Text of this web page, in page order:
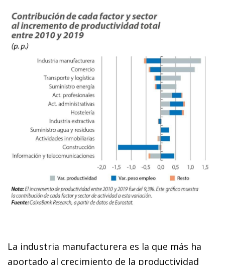
La industria manufacturera es la que más ha
aportado al crecimiento de la productividad